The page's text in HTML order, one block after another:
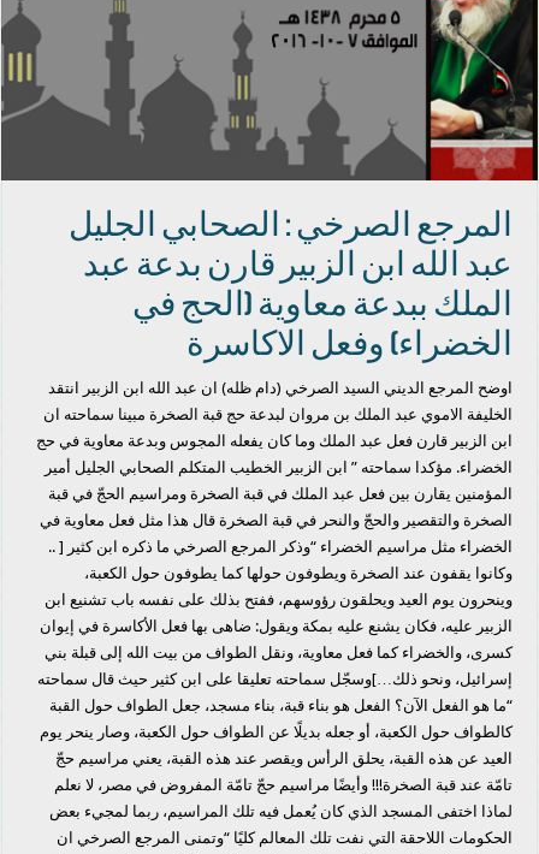
المرجع الصرخي : الصحابي الجليل
عبد الله ابن الزبير قارن بدعة عبد
الملك ببدعة معاوية (الحج في
الخضراء) وفعل الاكاسرة
اوضح المرجع الديني السيد الصرخي (دام ظله) ان عبد الله ابن الزبير انتقد
الخليفة الاموي عبد الملك بن مروان لبدعة حج قبة الصخرة مبينا سماحته ان
ابن الزبير قارن فعل عبد الملك وما كان يفعله المجوس وبدعة معاوية في حج
الخضراء. مؤكدا سماحته ” ابن الزبير الخطيب المتكلم الصحابي الجليل أمير
المؤمنين يقارن بين فعل عبد الملك في قبة الصخرة ومراسيم الحجّ في قبة
الصخرة والتقصير والحجّ والنحر في قبة الصخرة قال هذا مثل فعل معاوية في
الخضراء مثل مراسيم الخضراء “وذكر المرجع الصرخي ما ذكره ابن كثير [ ..
وكانوا يقفون عند الصخرة ويطوفون حولها كما يطوفون حول الكعبة،
وينحرون يوم العيد ويحلقون رؤوسهم، ففتح بذلك على نفسه باب تشنيع ابن
الزبير عليه، فكان يشنع عليه بمكة ويقول: ضاهى بها فعل الأكاسرة في إيوان
كسرى، والخضراء كما فعل معاوية، ونقل الطواف من بيت الله إلى قبلة بني
إسرائيل، ونحو ذلك…]وسجّل سماحته تعليقا على ابن كثير حيث قال سماحته
“ما هو الفعل الآن؟ الفعل هو بناء قبة، بناء مسجد، جعل الطواف حول القبة
كالطواف حول الكعبة، أو جعله بديلًا عن الطواف حول الكعبة، وصار ينحر يوم
العيد عن هذه القبة، يحلق الرأس ويقصر عند هذه القبة، يعني مراسيم حجّ
تامّة عند قبة الصخرة!!! وأيضًا مراسيم حجّ تامّة المفروض في مصر، لا نعلم
لماذا اختفى المسجد الذي كان يُعمل فيه تلك المراسيم، ربما لمجيء بعض
الحكومات اللاحقة التي نفت تلك المعالم كليًا “وتمنى المرجع الصرخي ان